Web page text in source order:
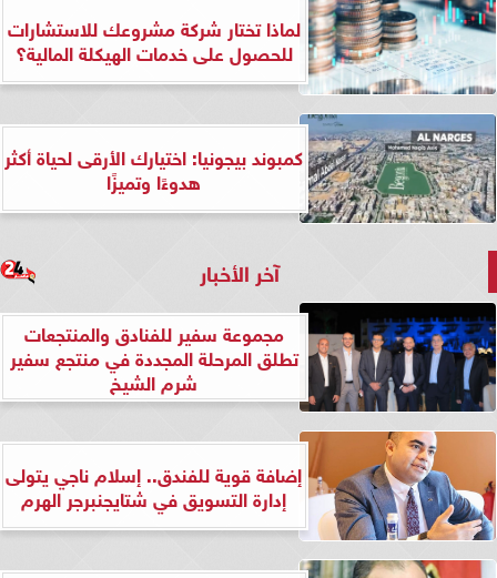
لماذا تختار شركة مشروعك للاستشارات
للحصول على خدمات الهيكلة المالية؟
كمبوند بيجونيا: اختيارك الأرقى لحياة أكثر
هدوءًا وتميزًا
آخر الأخبار
مجموعة سفير للفنادق والمنتجعات
تطلق المرحلة المجددة في منتجع سفير
شرم الشيخ
إضافة قوية للفندق.. إسلام ناجي يتولى
إدارة التسويق في شتايجنبرجر الهرم